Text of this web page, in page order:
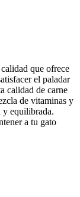
que ofrece
el paladar
calidad de carne
de vitaminas y
y equilibrada.
a tu gato